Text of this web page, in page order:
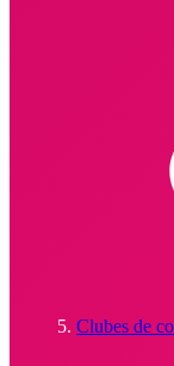
Clubes de